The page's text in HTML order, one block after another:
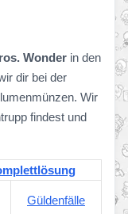
Wonder in den
dir bei der
Wir
findest und
Güldenfälle